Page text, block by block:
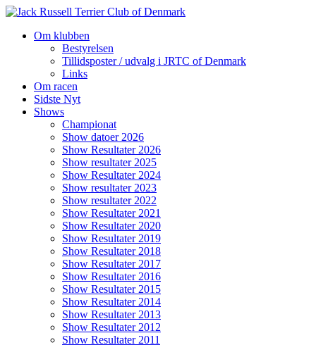
Videre
indholdOm klubben
Bestyrelsen
Tillidsposter / udvalg i JRTC of Denmark
Links
Om racen
Sidste Nyt
Shows
Championat
Show datoer 2026
Show Resultater 2026
Show resultater 2025
Show Resultater 2024
Show resultater 2023
Show resultater 2022
Show Resultater 2021
Show Resultater 2020
Show Resultater 2019
Show Resultater 2018
Show Resultater 2017
Show Resultater 2016
Show Resultater 2015
Show Resultater 2014
Show Resultater 2013
Show Resultater 2012
Show Resultater 2011